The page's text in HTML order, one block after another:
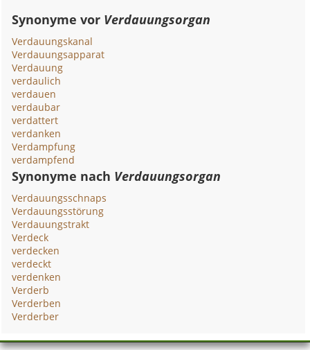
Synonyme vor Verdauungsorgan
Verdauungskanal
Verdauungsapparat
Verdauung
verdaulich
verdauen
verdaubar
verdattert
verdanken
Verdampfung
verdampfend
Synonyme nach Verdauungsorgan
Verdauungsschnaps
Verdauungsstörung
Verdauungstrakt
Verdeck
verdecken
verdeckt
verdenken
Verderb
Verderben
Verderber